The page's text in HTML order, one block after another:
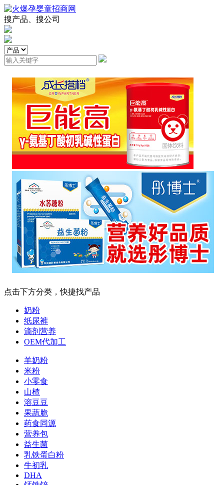
搜产品、搜公司
点击下方分类，快捷找产品
奶粉
纸尿裤
滴剂营养
OEM代加工
羊奶粉
米粉
小零食
山楂
溶豆豆
果蔬脆
药食同源
营养包
益生菌
乳铁蛋白粉
牛初乳
DHA